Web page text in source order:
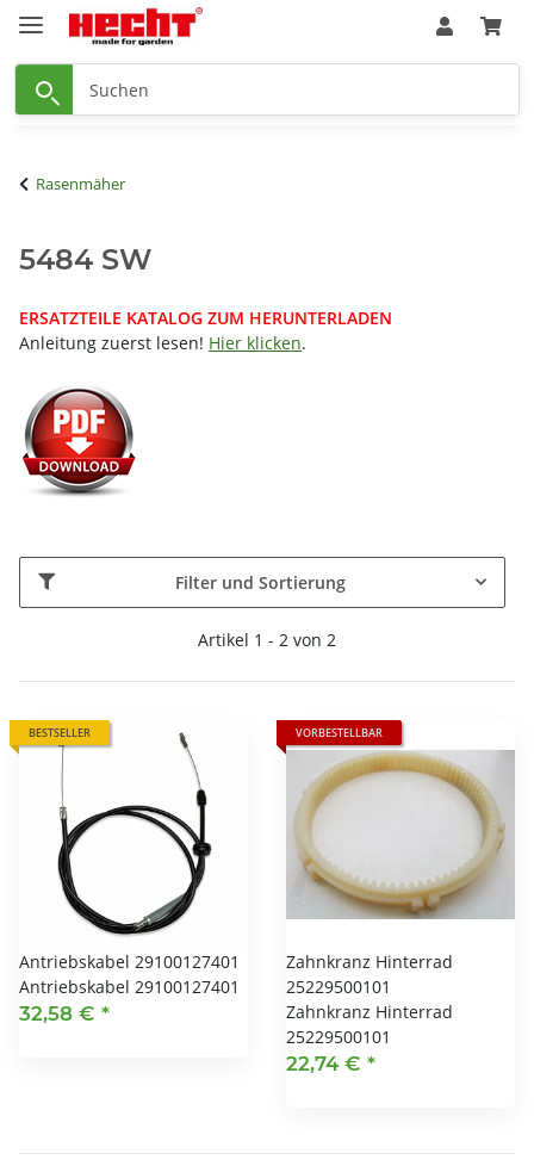
Rasenmäher
5484 SW
ERSATZTEILE KATALOG ZUM HERUNTERLADEN
Anleitung zuerst lesen! Hier klicken.
Filter und Sortierung
Artikel 1 - 2 von 2
BESTSELLER
Antriebskabel 29100127401
Antriebskabel 29100127401
32,58 € *
VORBESTELLBAR
Zahnkranz Hinterrad
25229500101
Zahnkranz Hinterrad
25229500101
22,74 € *